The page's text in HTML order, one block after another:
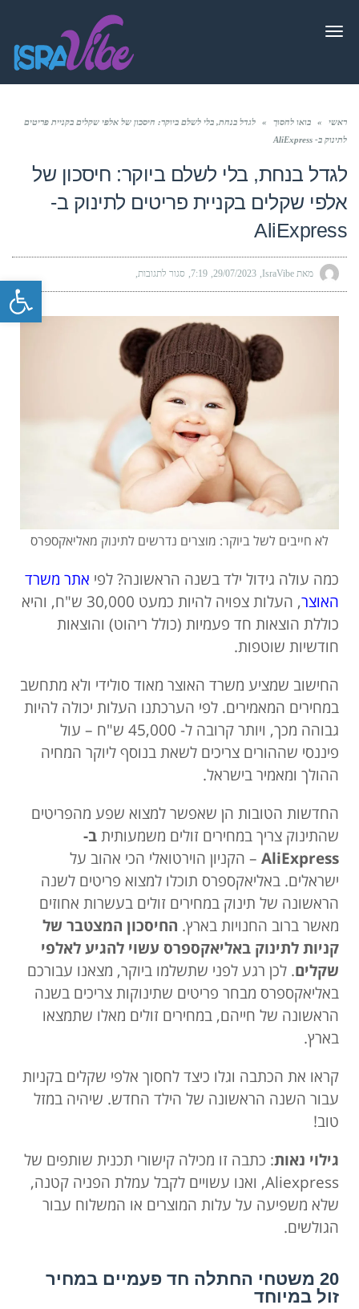
תפריט
ראשי » בואו לחסוך »
לגדל בנחת, בלי לשלם ביוקר: חיסכון של אלפי שקלים בקניית פריטים
לתינוק ב- AliExpress
לגדל בנחת, בלי לשלם ביוקר: חיסכון של
אלפי שקלים בקניית פריטים לתינוק ב-
AliExpress
מאת IsraVibe 29/07/2023
7:19 סגור לתגובות
לא חייבים לשל ביוקר: מוצרים נדרשים לתינוק מאליאקספרס
כמה עולה גידול ילד בשנה הראשונה? לפי אתר משרד
האוצר
, העלות צפויה להיות כמעט 30,000 ש"ח, והיא
כוללת הוצאות חד פעמיות (כולל ריהוט) והוצאות
חודשיות שוטפות.
החישוב שמציע משרד האוצר מאוד סולידי ולא מתחשב
במחירים המאמירים. לפי הערכתנו העלות יכולה להיות
גבוהה מכך, ויותר קרובה ל- 45,000 ש"ח
– עול
פיננסי שההורים צריכים לשאת בנוסף ליוקר המחיה
ההולך ומאמיר בישראל.
החדשות הטובות הן שאפשר למצוא שפע מהפריטים
שהתינוק צריך במחירים זולים משמעותיתב-
AliExpress – הקניון הוירטואלי הכי אהוב על
ישראלים. באליאקספרס תוכלו למצוא פריטים לשנה
הראשונה של תינוק במחירים זולים בעשרות אחוזים
מאשר ברוב החנויות בארץ. החיסכון המצטבר של
קניות לתינוק באליאקספרס עשוי להגיע לאלפי
שקלים. לכן רגע לפני שתשלמו ביוקר, מצאנו עבורכם
באליאקספרס מבחר פריטים שתינוקות צריכים בשנה
הראשונה של חייהם, במחירים זולים מאלו שתמצאו
בארץ.
קראו את הכתבה וגלו כיצד לחסוך אלפי שקלים בקניות
עבור השנה הראשונה של הילד החדש. שיהיה במזל
טוב!
גילוי נאות: כתבה זו מכילה קישורי תכנית שותפים של
Aliexpress, ואנו עשויים לקבל עמלת הפניה קטנה,
שלא משפיעה על עלות המוצרים או המשלוח עבור
הגולשים.
20 משטחי החתלה חד פעמיים במחיר
זול במיוחד
פתח